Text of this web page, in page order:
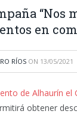
“Nos
en
RÍOS ON 13/05/2021
de Alhaurín el
obtener